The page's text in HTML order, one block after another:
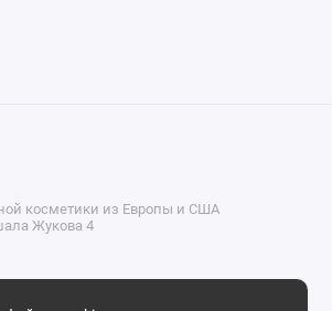
косметики из Европы и США
Жукова 4